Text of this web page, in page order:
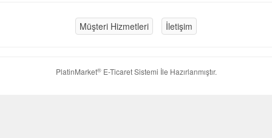
Müşteri Hizmetleri İletişim
PlatinMarket®E-Ticaret Sistemi İle Hazırlanmıştır.